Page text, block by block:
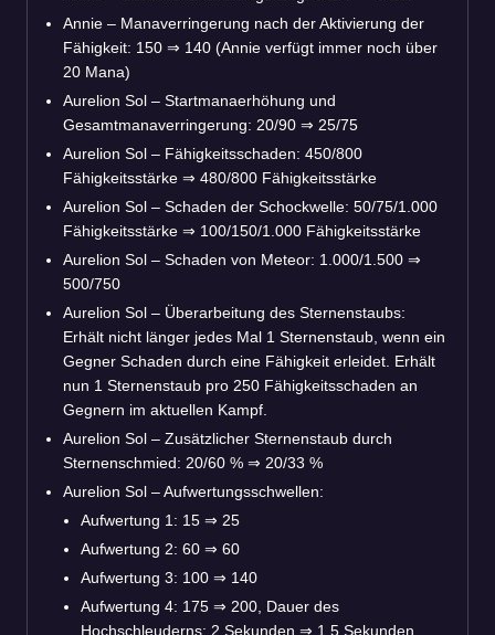
Annie – Manaverringerung nach der Aktivierung der
Fähigkeit: 150 ⇒ 140 (Annie verfügt immer noch über
20 Mana)
Aurelion Sol – Startmanaerhöhung und
Gesamtmanaverringerung: 20/90 ⇒ 25/75
Aurelion Sol – Fähigkeitsschaden: 450/800
Fähigkeitsstärke ⇒ 480/800 Fähigkeitsstärke
Aurelion Sol – Schaden der Schockwelle: 50/75/1.000
Fähigkeitsstärke ⇒ 100/150/1.000 Fähigkeitsstärke
Aurelion Sol – Schaden von Meteor: 1.000/1.500 ⇒
500/750
Aurelion Sol – Überarbeitung des Sternenstaubs:
Erhält nicht länger jedes Mal 1 Sternenstaub, wenn ein
Gegner Schaden durch eine Fähigkeit erleidet. Erhält
nun 1 Sternenstaub pro 250 Fähigkeitsschaden an
Gegnern im aktuellen Kampf.
Aurelion Sol – Zusätzlicher Sternenstaub durch
Sternenschmied: 20/60 % ⇒ 20/33 %
Aurelion Sol – Aufwertungsschwellen:
Aufwertung 1: 15 ⇒ 25
Aufwertung 2: 60 ⇒ 60
Aufwertung 3: 100 ⇒ 140
Aufwertung 4: 175 ⇒ 200, Dauer des
Hochschleuderns: 2 Sekunden ⇒ 1,5 Sekunden